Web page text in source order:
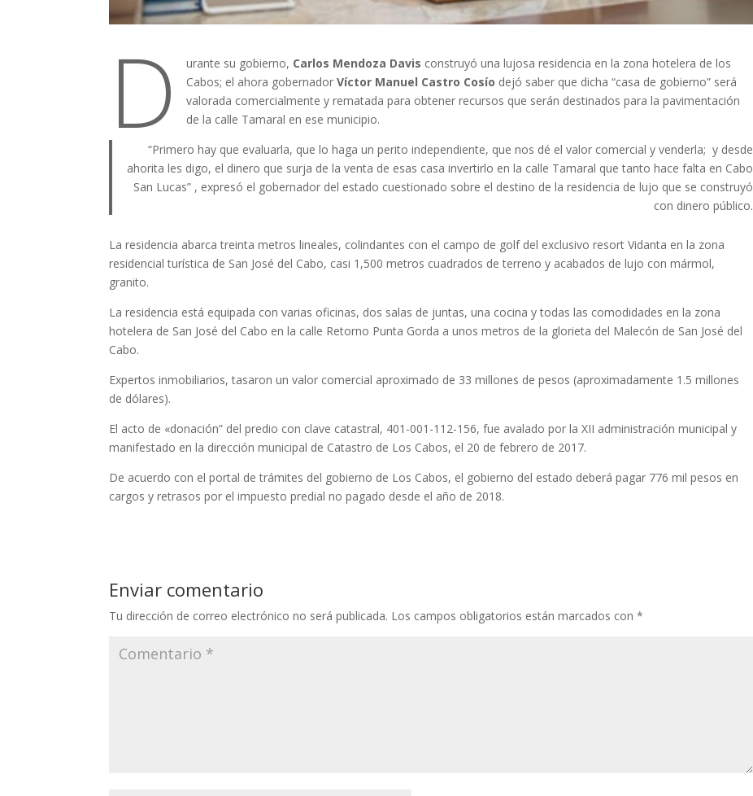
D urante su gobierno, Carlos Mendoza Davis construyó una lujosa residencia en la zona hotelera de los
Cabos; el ahora gobernadorVíctor Manuel Castro Cosío dejó saber que dicha “casa de gobierno” será
valorada comercialmente y rematada para obtener recursos que serán destinados para la pavimentación
de la calle Tamaral en ese municipio.
“Primero hay que evaluarla, que lo haga un perito independiente, que nos dé el valor comercial y venderla; y desde
ahorita les digo, el dinero que surja de la venta de esas casa invertirlo en la calle Tamaral que tanto hace falta en Cabo
San Lucas” , expresó el gobernador del estado cuestionado sobre el destino de la residencia de lujo que se construyó
con dinero público.
La residencia abarca treinta metros lineales, colindantes con el campo de golf del exclusivo resort Vidanta en la zona
residencial turística de San José del Cabo, casi 1,500 metros cuadrados de terreno y acabados de lujo con mármol,
granito.
La residencia está equipada con varias oficinas, dos salas de juntas, una cocina y todas las comodidades en la zona
hotelera de San José del Cabo en la calle Retorno Punta Gorda a unos metros de la glorieta del Malecón de San José del
Cabo.
Expertos inmobiliarios, tasaron un valor comercial aproximado de 33 millones de pesos (aproximadamente 1.5 millones
de dólares).
El acto de «donación” del predio con clave catastral, 401-001-112-156, fue avalado por la XII administración municipal y
manifestado en la dirección municipal de Catastro de Los Cabos, el 20 de febrero de 2017.
De acuerdo con el portal de trámites del gobierno de Los Cabos, el gobierno del estado deberá pagar 776 mil pesos en
cargos y retrasos por el impuesto predial no pagado desde el año de 2018.
Enviar comentario
Tu dirección de correo electrónico no será publicada. Los campos obligatorios están marcados con*